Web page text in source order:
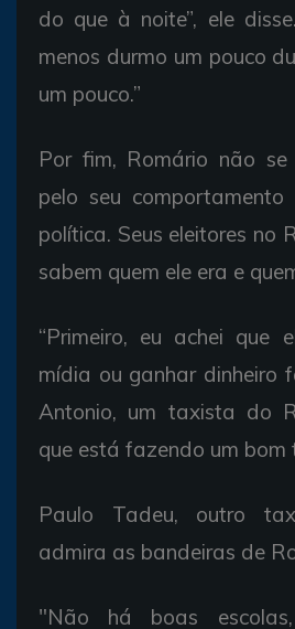
do que à noite”, ele
menos durmo um pouco
um pouco.”
Por fim, Romário não se
pelo seu
política. Seus eleitores no
sabem quem ele era e
“Primeiro, eu achei que
mídia ou ganhar dinheiro
Antonio, um taxista do
que está fazendo um bom
Paulo Tadeu, outro
admira as bandeiras de
"Não há boas